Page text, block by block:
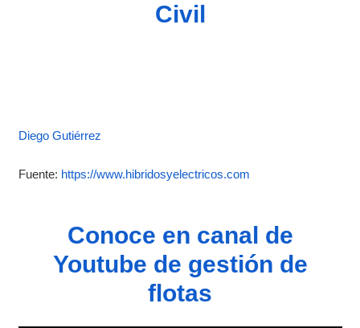
Civil
Diego Gutiérrez
Fuente: https://www.hibridosyelectricos.com
Conoce en canal de
Youtube de gestión de
flotas